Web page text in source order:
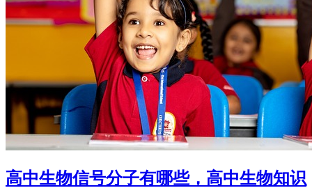
高中生物信号分子有哪些，高中生物知识